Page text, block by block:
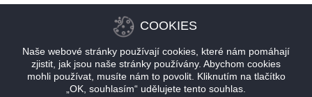
COOKIES
Naše webové stránky používají cookies, které nám pomáhají
zjistit, jak jsou naše stránky používány. Abychom cookies
mohli používat, musíte nám to povolit. Kliknutím na tlačítko
„OK, souhlasím“ udělujete tento souhlas.